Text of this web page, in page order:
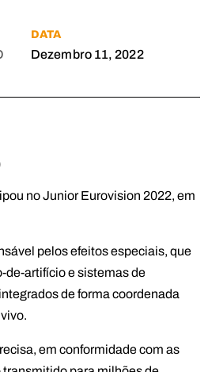
DATA
Dezembro 11, 2022
no Junior Eurovision 2022, em
pelos efeitos especiais, que
de-artifício e sistemas de
de forma coordenada
em conformidade com as